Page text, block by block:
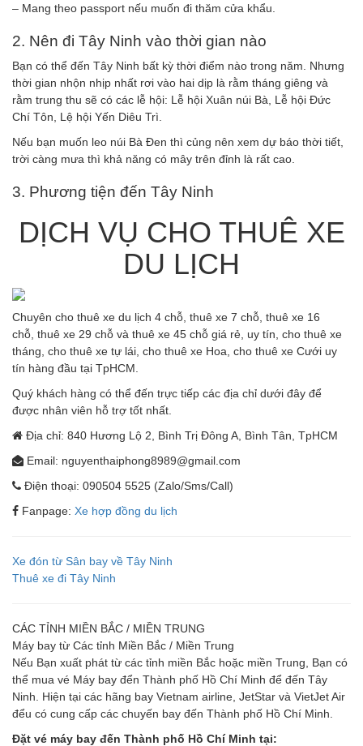
– Mang theo passport nếu muốn đi thăm cửa khẩu.
2. Nên đi Tây Ninh vào thời gian nào
Bạn có thể đến Tây Ninh bất kỳ thời điểm nào trong năm. Nhưng
thời gian nhộn nhịp nhất rơi vào hai dịp là rằm tháng giêng và
rằm trung thu sẽ có các lễ hội: Lễ hội Xuân núi Bà, Lễ hội Đức
Chí Tôn, Lệ hội Yến Diêu Trì.
Nếu bạn muốn leo núi Bà Đen thì củng nên xem dự báo thời tiết,
trời càng mưa thì khả năng có mây trên đỉnh là rất cao.
3. Phương tiện đến Tây Ninh
DỊCH VỤ CHO THUÊ XE
DU LỊCH
Chuyên cho thuê xe du lịch 4 chỗ, thuê xe 7 chỗ, thuê xe 16
chỗ, thuê xe 29 chỗ và thuê xe 45 chỗ giá rẻ, uy tín, cho thuê xe
tháng, cho thuê xe tự lái, cho thuê xe Hoa, cho thuê xe Cưới uy
tín hàng đầu tại TpHCM.
Quý khách hàng có thể đến trực tiếp các địa chỉ dưới đây để
được nhân viên hỗ trợ tốt nhất.
Địa chỉ: 840 Hương Lộ 2, Bình Trị Đông A, Bình Tân, TpHCM
Email: nguyenthaiphong8989@gmail.com
Điện thoại: 090504 5525 (Zalo/Sms/Call)
Fanpage: Xe hợp đồng du lịch
Xe đón từ Sân bay về Tây Ninh
Thuê xe đi Tây Ninh
CÁC TỈNH MIỀN BẮC / MIỀN TRUNG
Máy bay từ Các tỉnh Miền Bắc / Miền Trung
Nếu Bạn xuất phát từ các tỉnh miền Bắc hoặc miền Trung, Bạn có
thể mua vé Máy bay đển Thành phố Hồ Chí Minh để đến Tây
Ninh. Hiện tại các hãng bay Vietnam airline, JetStar và VietJet Air
đểu có cung cấp các chuyến bay đến Thành phố Hồ Chí Minh.
Đặt vé máy bay đến Thành phố Hồ Chí Minh tại: